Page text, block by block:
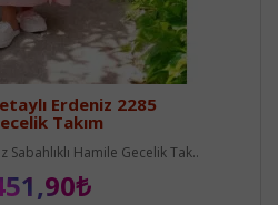
Erdeniz 2285
Takım
Sabahlıklı Hamile Gecelik Tak..